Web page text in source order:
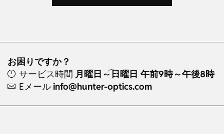
お困りですか？
サービス時間 月曜日～日曜日 午前9時～午後8時
Eメールinfo@hunter-optics.com